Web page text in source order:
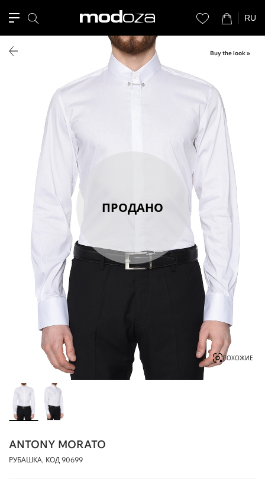
RU
Buy the look »
ПОХОЖИЕ
ПРОДАНО
ANTONY MORATO
РУБАШКА, КОД 90699